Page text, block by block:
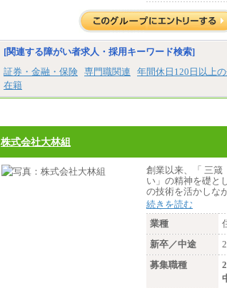
[関連する障がい者求人・採用キーワード検索]
証券・金融・保険 専門職関連 年間休日120日以上
在籍
株式会社大林組
創業以来、「 三箴
い」の精神を礎と
の技術を活かしな
続きを読む
業種
新卒／中途
募集職種